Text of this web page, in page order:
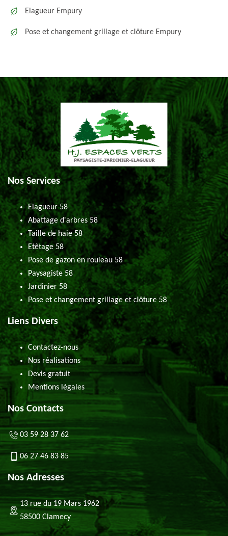
Elagueur Empury
Pose et changement grillage et clôture Empury
Nos Services
Elagueur 58
Abattage d'arbres 58
Taille de haie 58
Etêtage 58
Pose de gazon en rouleau 58
Paysagiste 58
Jardinier 58
Pose et changement grillage et clôture 58
Liens Divers
Contactez-nous
Nos réalisations
Devis gratuit
Mentions légales
Nos Contacts
03 59 28 37 62
06 27 46 83 85
Nos Adresses
13 rue du 19 Mars 1962
58500 Clamecy